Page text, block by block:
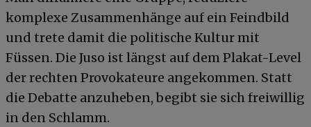
komplexe Zusammenhänge auf ein Feindbild
und trete damit die politische Kultur mit
Füssen. Die Juso ist längst auf dem Plakat-Level
der rechten Provokateure angekommen. Statt
die Debatte anzuheben, begibt sie sich freiwillig
in den Schlamm.